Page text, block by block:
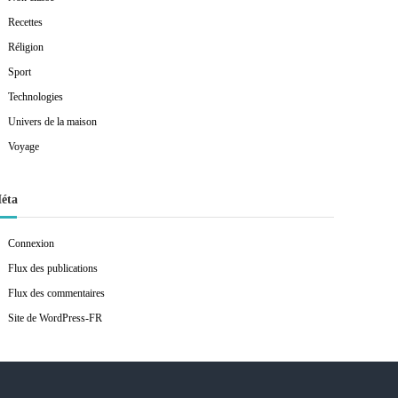
Recettes
Réligion
Sport
Technologies
Univers de la maison
Voyage
Connexion
Flux des publications
Flux des commentaires
Site de WordPress-FR